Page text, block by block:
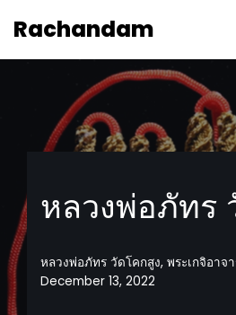
Rachandam
หลวงพ่อภัทร
หลวงพ่อภัทร วัดโคกสูง, พระเกจิอาจ
December 13, 2022